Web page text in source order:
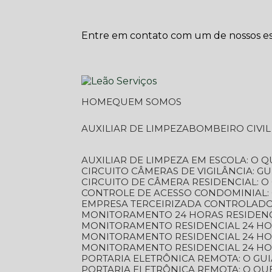
Entre em contato com um de nossos
HOME QUEM SOMOS
AUXILIAR DE LIMPEZA BOMBEIRO
AUXILIAR DE LIMPEZA EM ESCOLA: O
CIRCUITO CÂMERAS DE VIGILÂNCIA:
CIRCUITO DE CÂMERA RESIDENCIAL:
CONTROLE DE ACESSO
EMPRESA TERCEIRIZADA
MONITORAMENTO 24 HORAS
MONITORAMENTO RESIDENCIAL 24
MONITORAMENTO RESIDENCIAL 24
MONITORAMENTO RESIDENCIAL 24
PORTARIA ELETRÔNICA REMOTA: O
PORTARIA ELETRÔNICA REMOTA: O